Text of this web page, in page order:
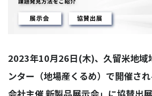
2023年10月26日(木)、久留米地域
ンター（地場産くるめ）で開催さ